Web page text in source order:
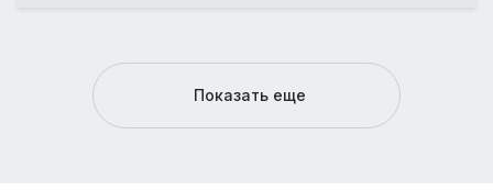
Показать еще